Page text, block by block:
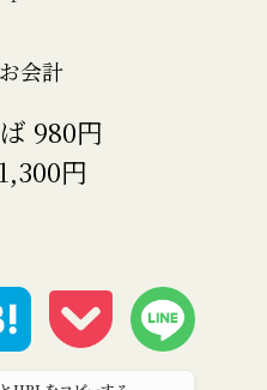
会計
980円
円